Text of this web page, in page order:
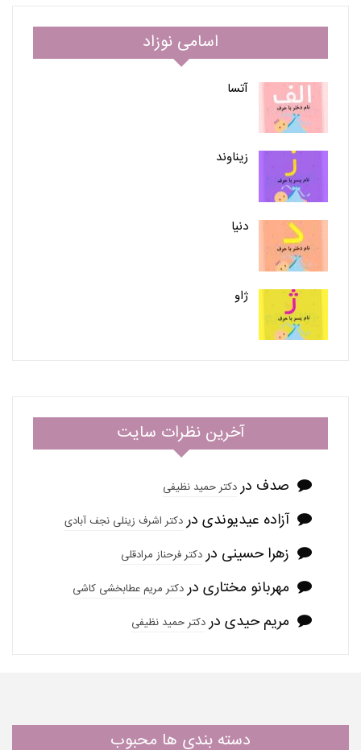
اسامی نوزاد
آتسا
زیناوند
دنیا
ژاو
آخرین نظرات سایت
صدف دردکتر حمید نظیفی
آزاده عیدیوندی دردکتر اشرف زینلی نجف آبادی
زهرا حسینی دردکتر فرحناز مرادقلی
مهربانو مختاری دردکتر مریم عطابخشی کاشی
مریم حیدی دردکتر حمید نظیفی
دسته بندی ها محبوب